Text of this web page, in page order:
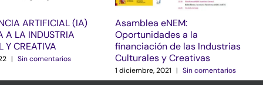
ARTIFICIAL (IA)
A LA INDUSTRIA
Y CREATIVA
| Sin comentarios
Asamblea eNEM:
Oportunidades a la
financiación de las Industrias
Culturales y Creativas
1 diciembre, 2021 | Sin comentarios